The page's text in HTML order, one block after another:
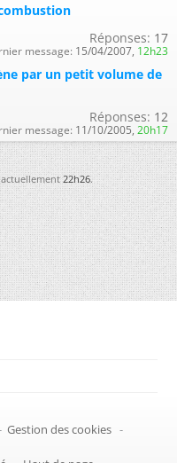
Réponses: 17
message: 15/04/2007, 12h23
par un petit volume de
Réponses: 12
message: 11/10/2005, 20h17
actuellement22h26.
Gestion des cookies -